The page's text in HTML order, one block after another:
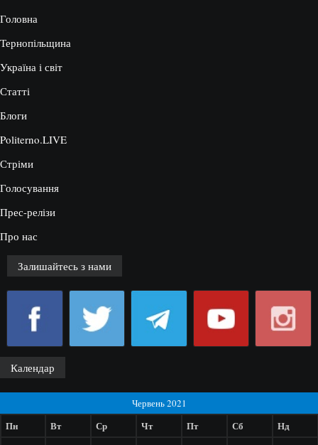
Головна
Тернопільщина
Україна і світ
Статті
Блоги
Politerno.LIVE
Стріми
Голосування
Прес-релізи
Про нас
Залишайтесь з нами
Календар
Червень 2021
Пн Вт Ср Чт Пт Сб Нд